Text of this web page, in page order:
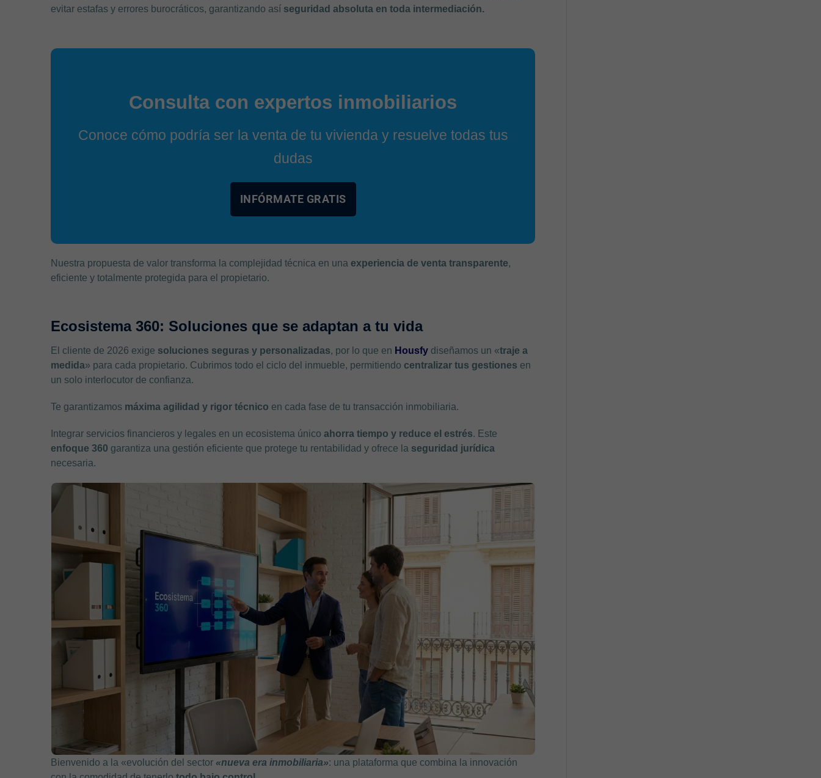
evitar estafas y errores burocráticos, garantizando así seguridad absoluta en toda intermediación.
Consulta con expertos inmobiliarios
Conoce cómo podría ser la venta de tu vivienda y resuelve todas tus
dudas
INFÓRMATE GRATIS
Nuestra propuesta de valor transforma la complejidad técnica en una experiencia de venta transparente,
eficiente y totalmente protegida para el propietario.
Ecosistema 360: Soluciones que se adaptan a tu vida
El cliente de 2026 exige soluciones seguras y personalizadas, por lo que en Housfy diseñamos un «traje a
medida» para cada propietario. Cubrimos todo el ciclo del inmueble, permitiendo centralizar tus gestiones en
un solo interlocutor de confianza.
Te garantizamos máxima agilidad y rigor técnico en cada fase de tu transacción inmobiliaria.
Integrar servicios financieros y legales en un ecosistema únicoahorra tiempo y reduce el estrés. Este
enfoque 360 garantiza una gestión eficiente que protege tu rentabilidad y ofrece la seguridad jurídica
necesaria.
Bienvenido a la «evolución del sector «nueva era inmobiliaria»: una plataforma que combina la innovación